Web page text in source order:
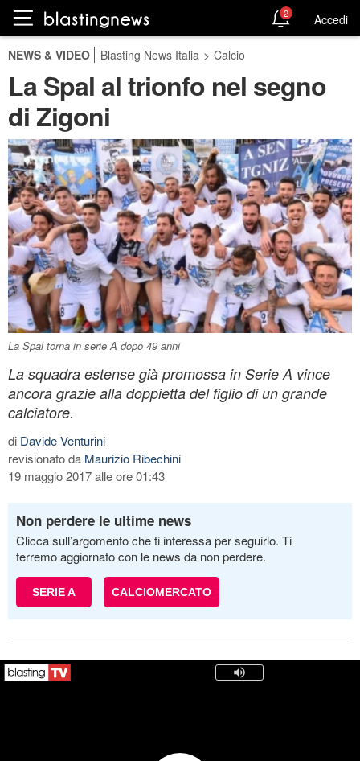
2 Accedi
NEWS & VIDEO Blasting News Italia > Calcio
La Spal al trionfo nel segno
di Zigoni
La Spal torna in serie A dopo 49 anni
La squadra estense già promossa in Serie A vince
ancora grazie alla doppietta del figlio di un grande
calciatore.
di Davide Venturini
revisionato da Maurizio Ribechini
19 maggio 2017 alle ore 01:43
Non perdere le ultime news
Clicca sull’argomento che ti interessa per seguirlo. Ti
terremo aggiornato con le news da non perdere.
SERIE A CALCIOMERCATO